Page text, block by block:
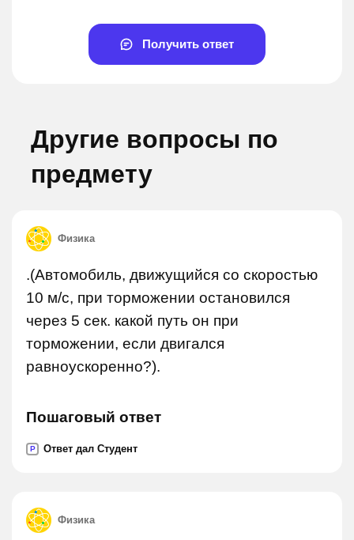
Получить ответ
Другие вопросы по
предмету
Физика
.(Автомобиль, движущийся со скоростью
10 м/с, при торможении остановился
через 5 сек. какой путь он при
торможении, если двигался
равноускоренно?).
Пошаговый ответ
P Ответ дал Студент
Физика